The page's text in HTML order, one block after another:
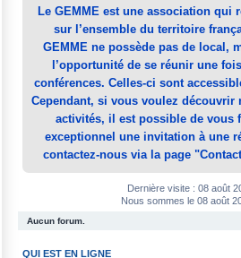
Le GEMME est une association qui
sur l’ensemble du territoire
GEMME ne possède pas de local,
l’opportunité de se réunir une
conférences. Celles-ci sont
Cependant, si vous voulez découvrir
activités, il est possible de vous
exceptionnel une invitation à une
contactez-nous via la page
Dernière visite : 08 août
Nous sommes le 08 août
Aucun forum.
QUI EST EN LIGNE